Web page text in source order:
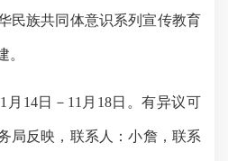
民族共同体意识系列宣传教育
。
月 14日－ 11 月 18日。有异议可
局反映，联系人：小詹，联系